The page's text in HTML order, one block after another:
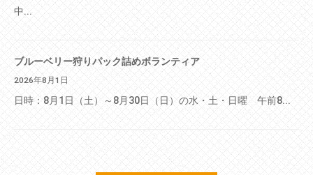
中...
ブルーベリー狩りパック詰めボランティア
2026年8月1日
日時：8月1日（土）～8月30日（日）の水・土・日曜 午前8...